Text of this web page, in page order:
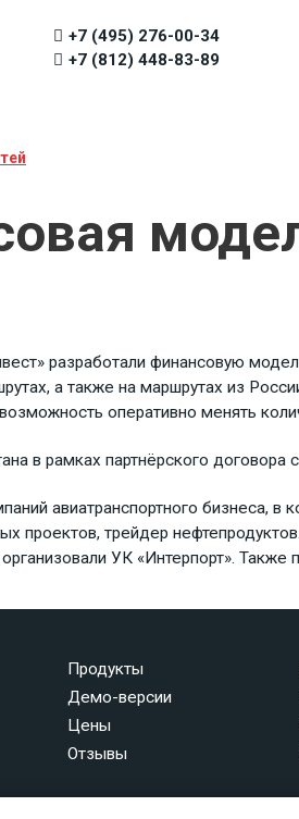
+7 (495) 276-00-34
+7 (812) 448-83-89
разработали финансовую
а также на маршрутах из
оперативно менять
в рамках партнёрского договора
авиатранспортного бизнеса,
проектов, трейдер
УК «Интерпорт».
Продукты
Демо-версии
Цены
Отзывы